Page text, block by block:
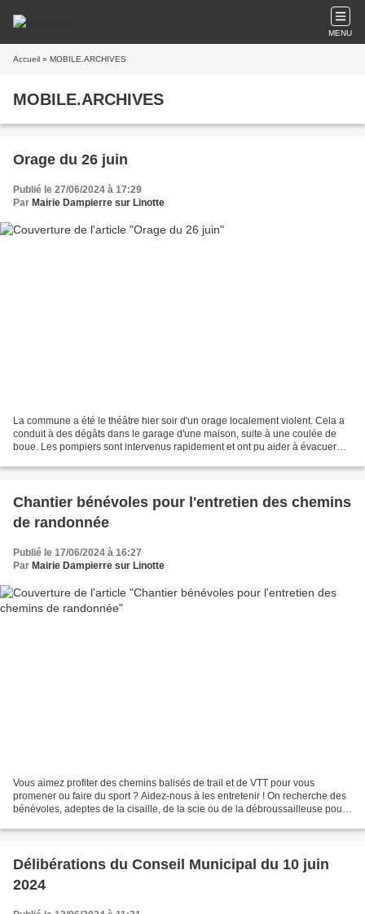
MENU
Accueil » MOBILE.ARCHIVES
MOBILE.ARCHIVES
Orage du 26 juin
Publié le 27/06/2024 à 17:29
Par Mairie Dampierre sur Linotte
La commune a été le théâtre hier soir d'un orage localement violent. Cela a
conduit à des dégâts dans le garage d'une maison, suite à une coulée de
boue. Les pompiers sont intervenus rapidement et ont pu aider à évacuer
Chantier bénévoles pour l'entretien des chemins
de randonnée
Publié le 17/06/2024 à 16:27
Par Mairie Dampierre sur Linotte
Vous aimez profiter des chemins balisés de trail et de VTT pour vous
promener ou faire du sport ? Aidez-nous à les entretenir ! On recherche des
bénévoles, adeptes de la cisaille, de la scie ou de la débroussailleuse pour
Délibérations du Conseil Municipal du 10 juin
2024